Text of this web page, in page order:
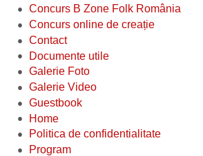
Concurs B Zone Folk România
Concurs online de creație
Contact
Documente utile
Galerie Foto
Galerie Video
Guestbook
Home
Politica de confidentialitate
Program